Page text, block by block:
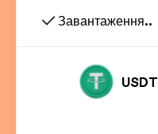
Завантаження..
USDT